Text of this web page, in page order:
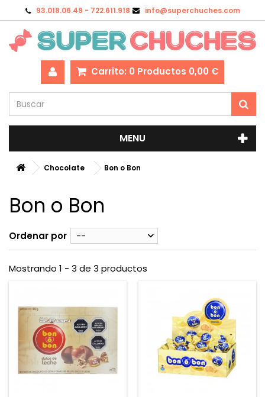
93.018.06.49 - 722.611.918 info@superchuches.com
Carrito: 0 Productos 0,00 €
MENU
Chocolate Bon o Bon
Bon o Bon
Ordenar por --
Mostrando 1 - 3 de 3 productos